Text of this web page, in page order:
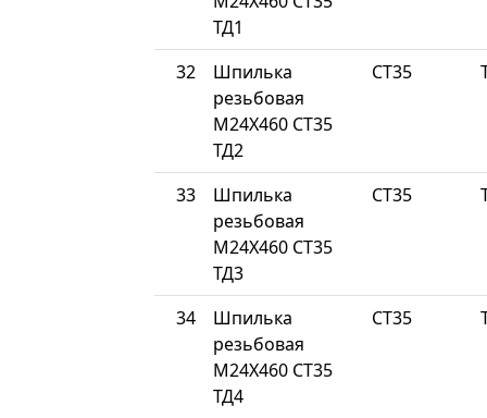
ТД1
32
Шпилька
резьбовая
М24Х460 СТ35
ТД2
СТ35
33
Шпилька
резьбовая
М24Х460 СТ35
ТД3
СТ35
34
Шпилька
резьбовая
М24Х460 СТ35
ТД4
СТ35